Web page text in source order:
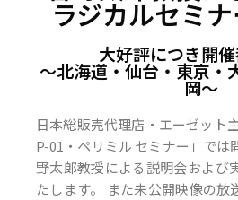
ラジカルセミ
大好評につき開
〜北海道・仙台・東京・
岡〜
日本総販売代理店・エーゼット
P-01・ペリミル セミナー」では
野太郎教授による説明会および
たします。 また未公開映像の放